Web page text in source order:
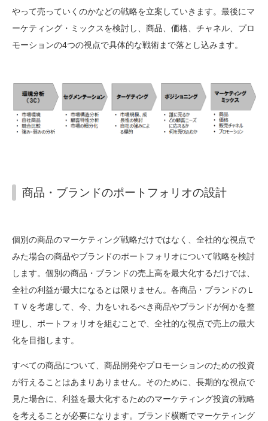
やって売っていくのかなどの戦略を立案していきます。最後にマ
ーケティング・ミックスを検討し、商品、価格、チャネル、プロ
モーションの4つの視点で具体的な戦術まで落とし込みます。
商品・ブランドのポートフォリオの設計
個別の商品のマーケティング戦略だけではなく、全社的な視点で
みた場合の商品やブランドのポートフォリオについて戦略を検討
します。個別の商品・ブランドの売上高を最大化するだけでは、
全社の利益が最大になるとは限りません。各商品・ブランドのＬ
ＴＶを考慮して、今、力をいれるべき商品やブランドが何かを整
理し、ポートフォリオを組むことで、全社的な視点で売上の最大
化を目指します。
すべての商品について、商品開発やプロモーションのための投資
が行えることはあまりありません。そのために、長期的な視点で
見た場合に、利益を最大化するためのマーケティング投資の戦略
を考えることが必要になります。ブランド横断でマーケティング